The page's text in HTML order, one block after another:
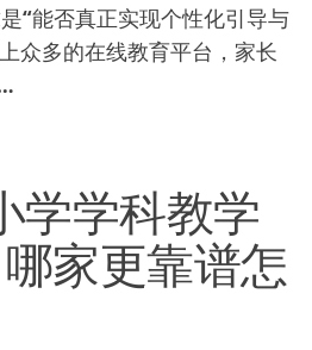
“能否真正实现个性化引导与
众多的在线教育平台，家长
学学科教学
哪家更靠谱怎